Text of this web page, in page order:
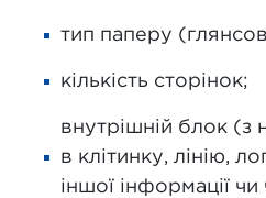
тип паперу
кількість сторінок;
внутрішній блок (з
в клітинку, лінію,
іншої інформації чи